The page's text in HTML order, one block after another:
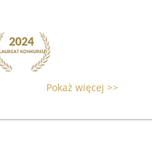
Pokaż więcej >>